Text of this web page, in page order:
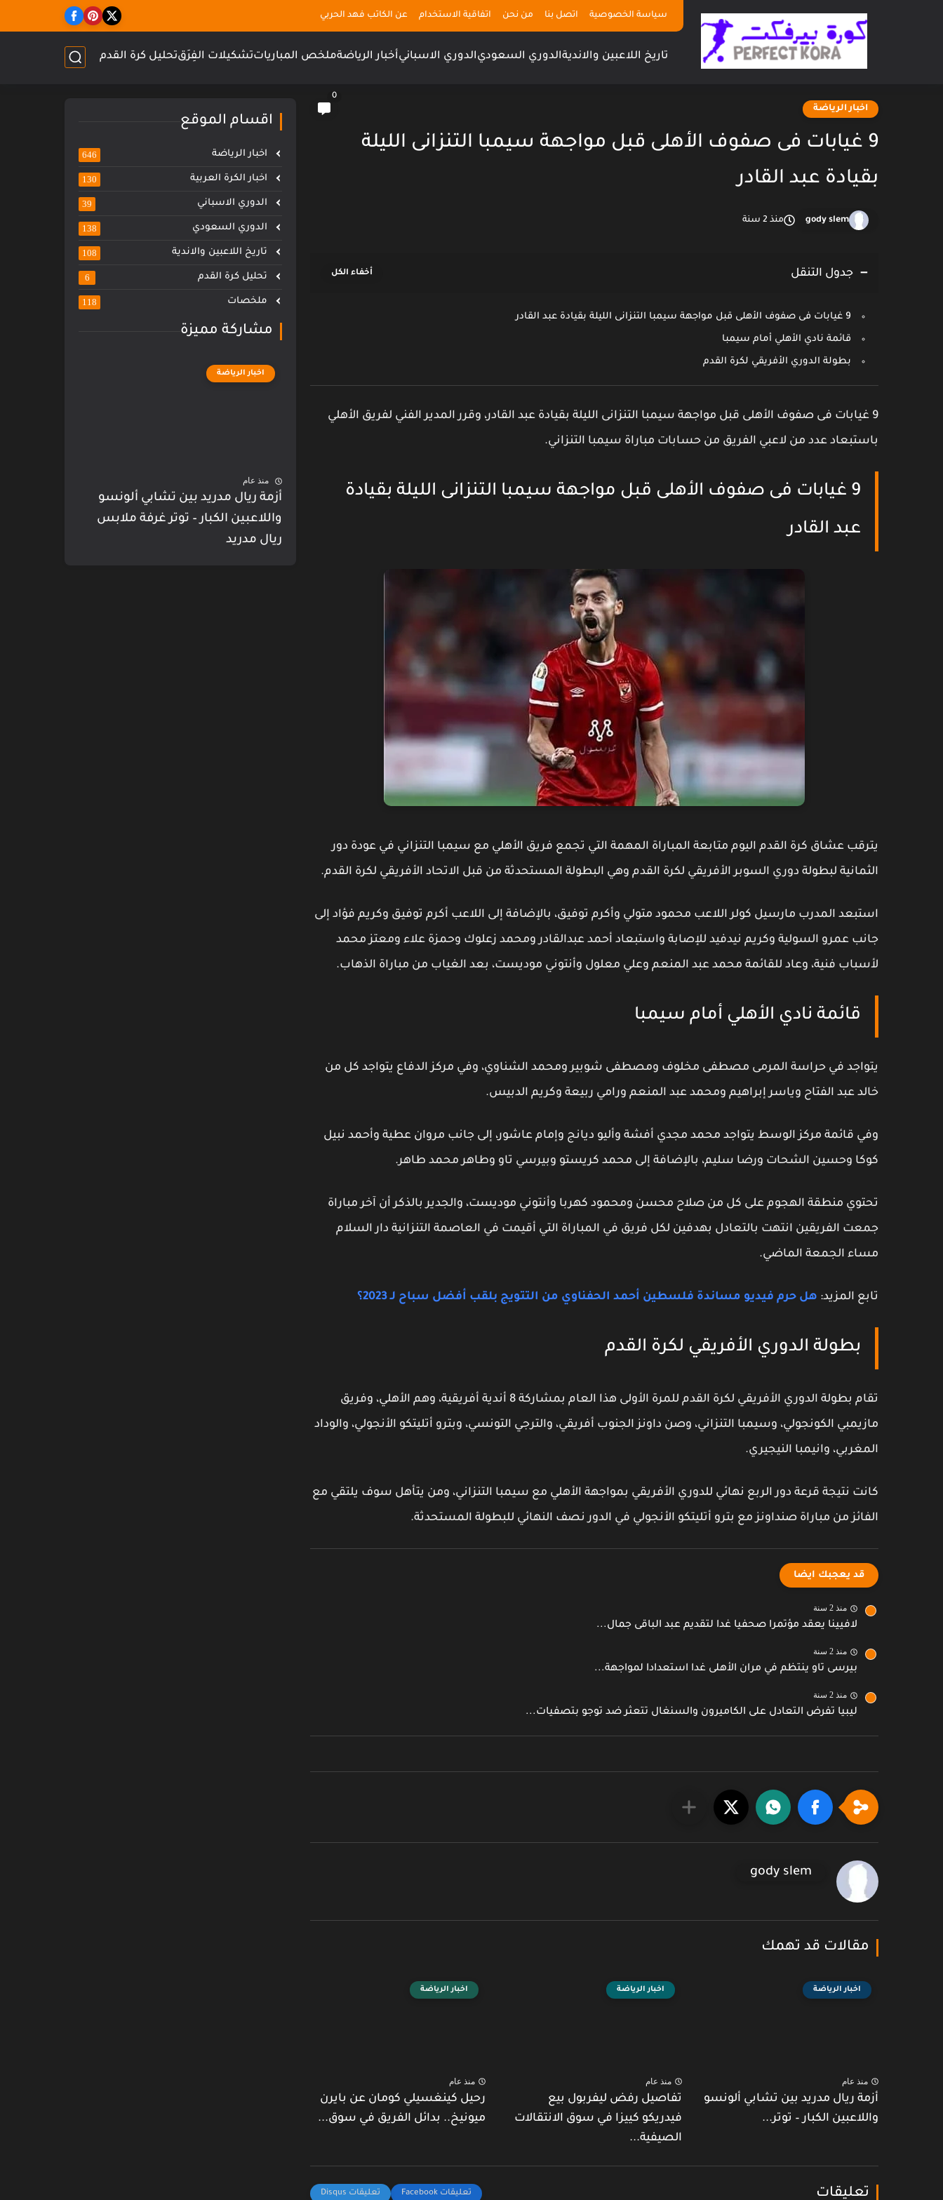
سياسة الخصوصية اتصل بنا من نحن اتفاقية الاستخدام عن الكاتب فهد الحربي
تاريخ اللاعبين والانديةالدوري السعوديالدوري الاسبانيأخبار الرياضةملخص المبارياتتشكيلات الفِرَقتحليل كرة القدم
اخبار الرياضة
0
9 غيابات فى صفوف الأهلى قبل مواجهة سيمبا التنزانى الليلة
بقيادة عبد القادر
gody slem منذ 2 سنة
جدول التنقل
9 غيابات فى صفوف الأهلى قبل مواجهة سيمبا التنزانى الليلة بقيادة عبد القادر
قائمة نادي الأهلي أمام سيمبا
بطولة الدوري الأفريقي لكرة القدم
9 غيابات فى صفوف الأهلى قبل مواجهة سيمبا التنزانى الليلة بقيادة عبد القادر، وقرر المدير الفني لفريق الأهلي
باستبعاد عدد من لاعبي الفريق من حسابات مباراة سيمبا التنزاني.
9 غيابات فى صفوف الأهلى قبل مواجهة سيمبا التنزانى الليلة بقيادة
عبد القادر
يترقب عشاق كرة القدم اليوم متابعة المباراة المهمة التي تجمع فريق الأهلي مع سيمبا التنزاني في عودة دور
الثمانية لبطولة دوري السوبر الأفريقي لكرة القدم وهي البطولة المستحدثة من قبل الاتحاد الأفريقي لكرة القدم.
استبعد المدرب مارسيل كولر اللاعب محمود متولي وأكرم توفيق، بالإضافة إلى اللاعب أكرم توفيق وكريم فؤاد إلى
جانب عمرو السولية وكريم نيدفيد للإصابة واستبعاد أحمد عبدالقادر ومحمد زعلوك وحمزة علاء ومعتز محمد
لأسباب فنية، وعاد للقائمة محمد عبد المنعم وعلي معلول وأنتوني موديست، بعد الغياب من مباراة الذهاب.
قائمة نادي الأهلي أمام سيمبا
يتواجد في حراسة المرمى مصطفى مخلوف ومصطفى شوبير ومحمد الشناوي، وفي مركز الدفاع يتواجد كل من
خالد عبد الفتاح وياسر إبراهيم ومحمد عبد المنعم ورامي ربيعة وكريم الدبيس.
وفي قائمة مركز الوسط يتواجد محمد مجدي أفشة وأليو ديانج وإمام عاشور، إلى جانب مروان عطية وأحمد نبيل
كوكا وحسين الشحات ورضا سليم، بالإضافة إلى محمد كريستو وبيرسي تاو وطاهر محمد طاهر.
تحتوي منطقة الهجوم على كل من صلاح محسن ومحمود كهربا وأنتوني موديست، والجدير بالذكر أن آخر مباراة
جمعت الفريقين انتهت بالتعادل بهدفين لكل فريق في المباراة التي أقيمت في العاصمة التنزانية دار السلام
مساء الجمعة الماضي.
تابع المزيد: هل حرم فيديو مساندة فلسطين أحمد الحفناوي من التتويج بلقب أفضل سباح لـ 2023؟
بطولة الدوري الأفريقي لكرة القدم
تقام بطولة الدوري الأفريقي لكرة القدم للمرة الأولى هذا العام بمشاركة 8 أندية أفريقية، وهم الأهلي، وفريق
مازيمبي الكونجولي، وسيمبا التنزاني، وصن داونز الجنوب أفريقي، والترجي التونسي، وبترو أتليتكو الأنجولي، والوداد
المغربي، وانيمبا النيجيري.
كانت نتيجة قرعة دور الربع نهائي للدوري الأفريقي بمواجهة الأهلي مع سيمبا التنزاني، ومن يتأهل سوف يلتقي مع
الفائز من مباراة صنداونز مع بترو أتليتكو الأنجولي في الدور نصف النهائي للبطولة المستحدثة.
قد يعجبك ايضا
منذ 2 سنة
لافيينا يعقد مؤتمرا صحفيا غدا لتقديم عبد الباقى جمال...
منذ 2 سنة
بيرسى تاو ينتظم في مران الأهلى غدا استعدادا لمواجهة...
منذ 2 سنة
ليبيا تفرض التعادل على الكاميرون والسنغال تتعثر ضد توجو بتصفيات...
gody slem
مقالات قد تهمك
اخبار الرياضة
منذ عام
أزمة ريال مدريد بين تشابي ألونسو
واللاعبين الكبار – توتر...
اخبار الرياضة
منذ عام
تفاصيل رفض ليفربول بيع
فيدريكو كييزا في سوق الانتقالات
الصيفية...
اخبار الرياضة
منذ عام
رحيل كينغسيلي كومان عن بايرن
ميونيخ.. بدائل الفريق في سوق...
تعليقات
اقسام الموقع
اخبار الرياضة 646
اخبار الكرة العربية 130
الدوري الاسباني 39
الدوري السعودي 138
تاريخ اللاعبين والاندية 108
تحليل كرة القدم 6
ملخصات 118
مشاركة مميزة
اخبار الرياضة
منذ عام
أزمة ريال مدريد بين تشابي ألونسو
واللاعبين الكبار – توتر غرفة ملابس
ريال مدريد